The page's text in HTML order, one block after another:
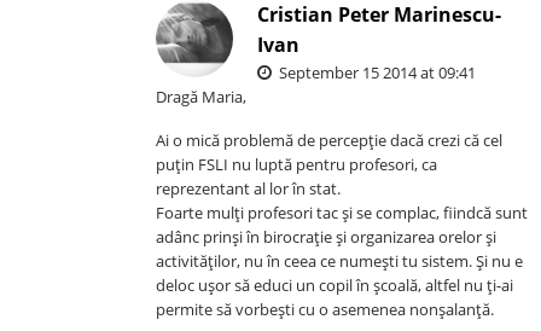
Cristian Peter Marinescu-
Ivan
September 15 2014 at 09:41
Dragă Maria,
Ai o mică problemă de percepţie dacă crezi că cel
puţin FSLI nu luptă pentru profesori, ca
reprezentant al lor în stat.
Foarte mulţi profesori tac şi se complac, fiindcă sunt
adânc prinşi în birocraţie şi organizarea orelor şi
activităţilor, nu în ceea ce numeşti tu sistem. Şi nu e
deloc uşor să educi un copil în şcoală, altfel nu ţi-ai
permite să vorbeşti cu o asemenea nonşalanţă.